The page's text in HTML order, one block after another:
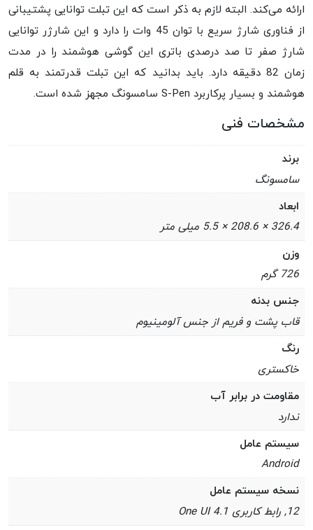
ارائه می‌کند. البته لازم به ذکر است که این تبلت توانایی پشتیبانی
از فناوری شارژ سریع با توان 45 وات را دارد و این شارژر توانایی
شارژ صفر تا صد درصدی باتری این گوشی هوشمند را در مدت
زمان 82 دقیقه دارد. باید بدانید که این تبلت قدرتمند به قلم
هوشمند و بسیار پرکاربرد S-Pen سامسونگ مجهز شده است.
مشخصات فنی
برند
سامسونگ
ابعاد
326.4 × 208.6 × 5.5 میلی متر
وزن
726 گرم
جنس بدنه
قاب پشت و فریم از جنس آلومینیوم
رنگ
خاکستری
مقاومت در برابر آب
ندارد
سیستم عامل
Android
نسخه سیستم عامل
12, رابط کاربری One UI 4.1